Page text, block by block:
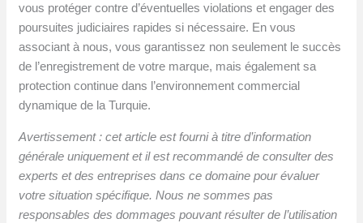
vous protéger contre d’éventuelles violations et engager des
poursuites judiciaires rapides si nécessaire. En vous
associant à nous, vous garantissez non seulement le succès
de l’enregistrement de votre marque, mais également sa
protection continue dans l’environnement commercial
dynamique de la Turquie.
Avertissement : cet article est fourni à titre d’information
générale uniquement et il est recommandé de consulter des
experts et des entreprises dans ce domaine pour évaluer
votre situation spécifique. Nous ne sommes pas
responsables des dommages pouvant résulter de l’utilisation